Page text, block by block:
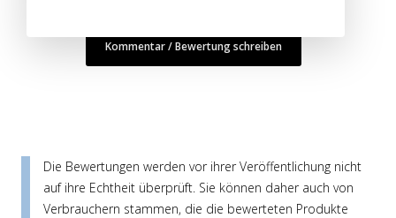
Kommentar / Bewertung schreiben
Die Bewertungen werden vor ihrer Veröffentlichung nicht
auf ihre Echtheit überprüft. Sie können daher auch von
Verbrauchern stammen, die die bewerteten Produkte